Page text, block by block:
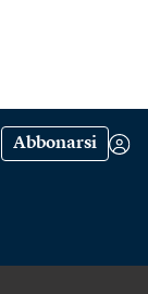
Abbonarsi